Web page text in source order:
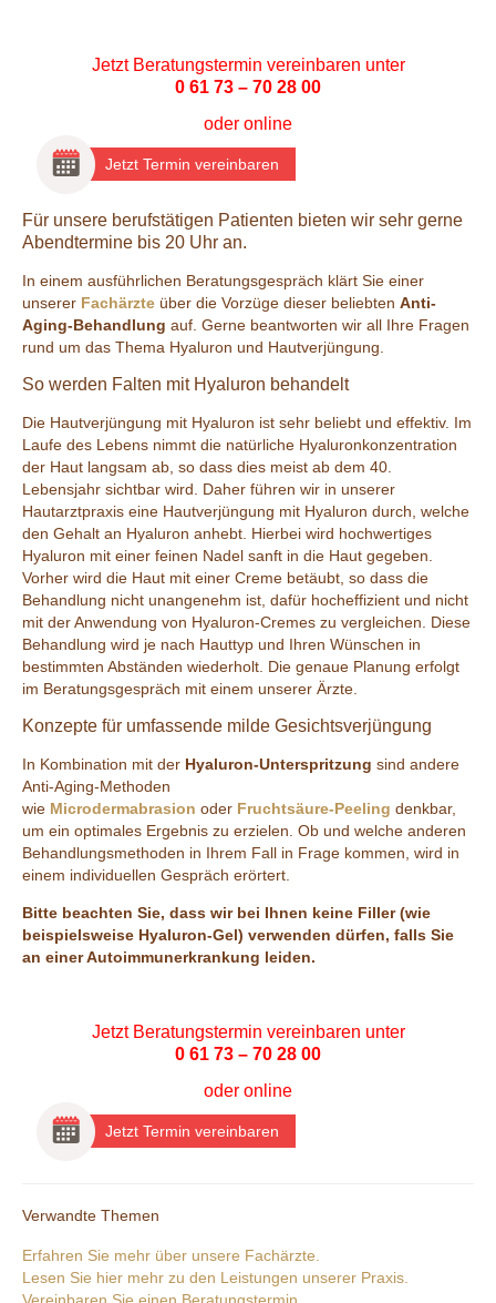
Jetzt Beratungstermin vereinbaren unter
0 61 73 – 70 28 00
oder online
Jetzt Termin vereinbaren
Für unsere berufstätigen Patienten bieten wir sehr gerne
Abendtermine bis 20 Uhr an.
In einem ausführlichen Beratungsgespräch klärt Sie einer
unserer Fachärzte über die Vorzüge dieser beliebten Anti-
Aging-Behandlung auf. Gerne beantworten wir all Ihre Fragen
rund um das Thema Hyaluron und Hautverjüngung.
So werden Falten mit Hyaluron behandelt
Die Hautverjüngung mit Hyaluron ist sehr beliebt und effektiv. Im
Laufe des Lebens nimmt die natürliche Hyaluronkonzentration
der Haut langsam ab, so dass dies meist ab dem 40.
Lebensjahr sichtbar wird. Daher führen wir in unserer
Hautarztpraxis eine Hautverjüngung mit Hyaluron durch, welche
den Gehalt an Hyaluron anhebt. Hierbei wird hochwertiges
Hyaluron mit einer feinen Nadel sanft in die Haut gegeben.
Vorher wird die Haut mit einer Creme betäubt, so dass die
Behandlung nicht unangenehm ist, dafür hocheffizient und nicht
mit der Anwendung von Hyaluron-Cremes zu vergleichen. Diese
Behandlung wird je nach Hauttyp und Ihren Wünschen in
bestimmten Abständen wiederholt. Die genaue Planung erfolgt
im Beratungsgespräch mit einem unserer Ärzte.
Konzepte für umfassende milde Gesichtsverjüngung
In Kombination mit der Hyaluron-Unterspritzung sind andere
Anti-Aging-Methoden
wie Microdermabrasion oder Fruchtsäure-Peeling denkbar,
um ein optimales Ergebnis zu erzielen. Ob und welche anderen
Behandlungsmethoden in Ihrem Fall in Frage kommen, wird in
einem individuellen Gespräch erörtert.
Bitte beachten Sie, dass wir bei Ihnen keine Filler (wie
beispielsweise Hyaluron-Gel) verwenden dürfen, falls Sie
an einer Autoimmunerkrankung leiden.
Jetzt Beratungstermin vereinbaren unter
0 61 73 – 70 28 00
oder online
Jetzt Termin vereinbaren
Verwandte Themen
Erfahren Sie mehr über unsere Fachärzte.
Lesen Sie hier mehr zu den Leistungen unserer Praxis.